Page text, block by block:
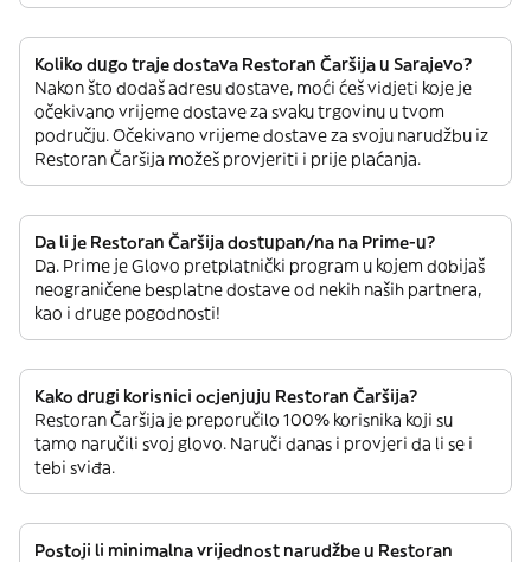
Koliko dugo traje dostava Restoran Čaršija u Sarajevo?
Nakon što dodaš adresu dostave, moći ćeš vidjeti koje je
očekivano vrijeme dostave za svaku trgovinu u tvom
području. Očekivano vrijeme dostave za svoju narudžbu iz
Restoran Čaršija možeš provjeriti i prije plaćanja.
Da li je Restoran Čaršija dostupan/na na Prime-u?
Da. Prime je Glovo pretplatnički program u kojem dobijaš
neograničene besplatne dostave od nekih naših partnera,
kao i druge pogodnosti!
Kako drugi korisnici ocjenjuju Restoran Čaršija?
Restoran Čaršija je preporučilo 100% korisnika koji su
tamo naručili svoj glovo. Naruči danas i provjeri da li se i
tebi sviđa.
Postoji li minimalna vrijednost narudžbe u Restoran